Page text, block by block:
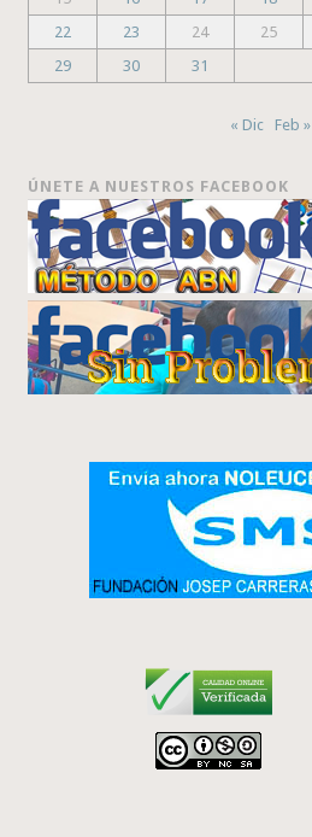
22
23 24 25
29
30 31
« Dic Feb »
ÚNETE A NUESTROS FACEBOOK